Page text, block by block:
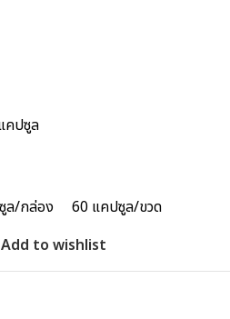
คปซูล
/กล่อง 60 แคปซูล/ขวด
Add to wishlist